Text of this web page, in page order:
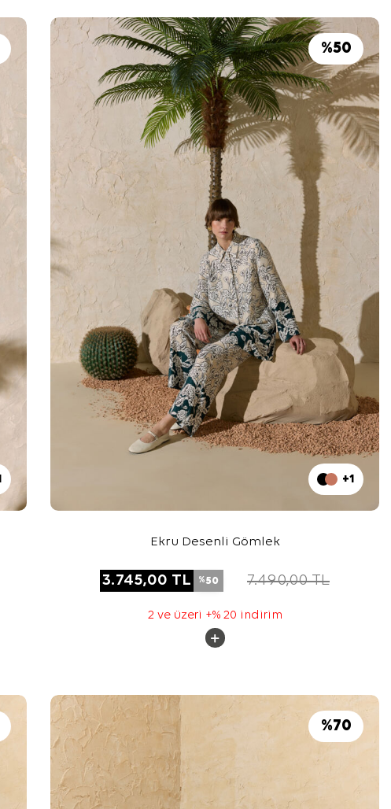
%50
+1
Ekru Desenli Gömlek
3.745,00 TL %50 7.490,00TL
2 ve üzeri +% 20 indirim
%70